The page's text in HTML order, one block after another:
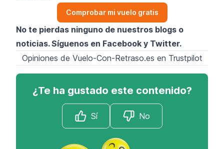
Comprobar mi vuelo gratis
No te pierdas ninguno de nuestros blogs o
noticias. Síguenos en Facebook y Twitter.
Opiniones de Vuelo-Con-Retraso.es en Trustpilot
¿Te ha gustado este contenido?
Sí No